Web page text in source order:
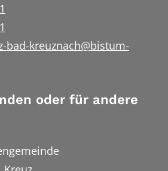
bad-kreuznach@bistum-
oder für andere